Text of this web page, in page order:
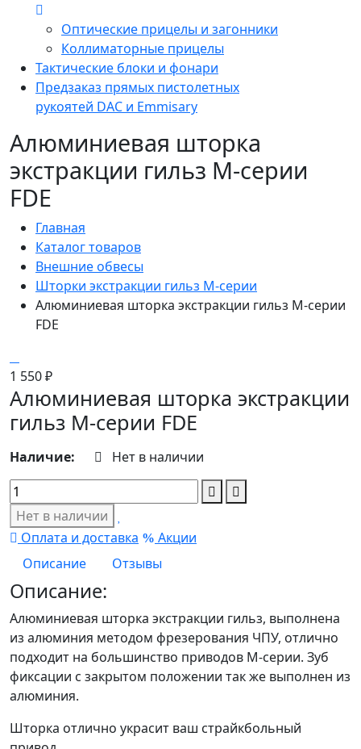
Оптические прицелы и загонники
Коллиматорные прицелы
Тактические блоки и фонари
Предзаказ прямых пистолетных
рукоятей DAC и Emmisary
Алюминиевая шторка
экстракции гильз М-серии
FDE
Главная
Каталог товаров
Внешние обвесы
Шторки экстракции гильз М-серии
Алюминиевая шторка экстракции гильз М-серии
FDE
1 550₽
Алюминиевая шторка экстракции
гильз М-серии FDE
Наличие: Нет в наличии
Нет в наличии
Оплата и доставка
Акции
Описание
Отзывы
Описание:
Алюминиевая шторка экстракции гильз, выполнена
из алюминия методом фрезерования ЧПУ, отлично
подходит на большинство приводов М-серии. Зуб
фиксации с закрытом положении так же выполнен из
алюминия.
Шторка отлично украсит ваш страйкбольный